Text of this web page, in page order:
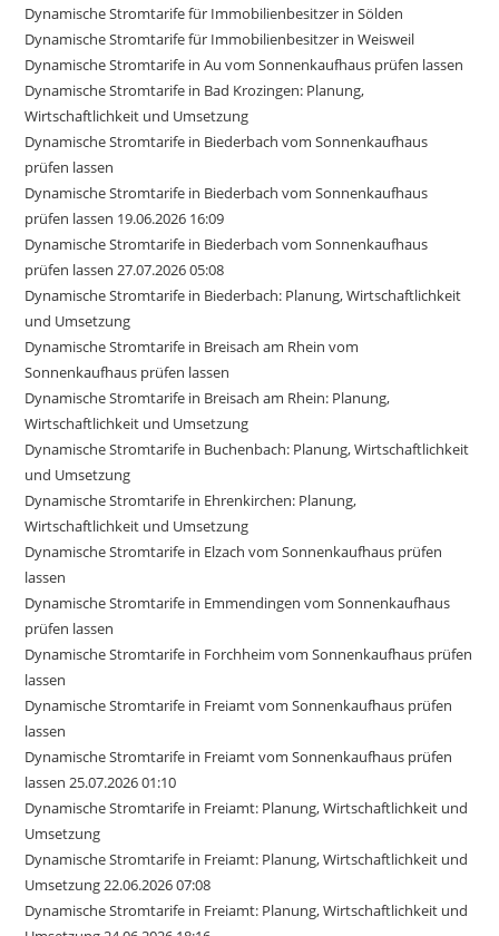
Dynamische Stromtarife für Immobilienbesitzer in Sölden
Dynamische Stromtarife für Immobilienbesitzer in Weisweil
Dynamische Stromtarife in Au vom Sonnenkaufhaus prüfen lassen
Dynamische Stromtarife in Bad Krozingen: Planung,
Wirtschaftlichkeit und Umsetzung
Dynamische Stromtarife in Biederbach vom Sonnenkaufhaus
prüfen lassen
Dynamische Stromtarife in Biederbach vom Sonnenkaufhaus
prüfen lassen 19.06.2026 16:09
Dynamische Stromtarife in Biederbach vom Sonnenkaufhaus
prüfen lassen 27.07.2026 05:08
Dynamische Stromtarife in Biederbach: Planung, Wirtschaftlichkeit
und Umsetzung
Dynamische Stromtarife in Breisach am Rhein vom
Sonnenkaufhaus prüfen lassen
Dynamische Stromtarife in Breisach am Rhein: Planung,
Wirtschaftlichkeit und Umsetzung
Dynamische Stromtarife in Buchenbach: Planung, Wirtschaftlichkeit
und Umsetzung
Dynamische Stromtarife in Ehrenkirchen: Planung,
Wirtschaftlichkeit und Umsetzung
Dynamische Stromtarife in Elzach vom Sonnenkaufhaus prüfen
lassen
Dynamische Stromtarife in Emmendingen vom Sonnenkaufhaus
prüfen lassen
Dynamische Stromtarife in Forchheim vom Sonnenkaufhaus prüfen
lassen
Dynamische Stromtarife in Freiamt vom Sonnenkaufhaus prüfen
lassen
Dynamische Stromtarife in Freiamt vom Sonnenkaufhaus prüfen
lassen 25.07.2026 01:10
Dynamische Stromtarife in Freiamt: Planung, Wirtschaftlichkeit und
Umsetzung
Dynamische Stromtarife in Freiamt: Planung, Wirtschaftlichkeit und
Umsetzung 22.06.2026 07:08
Dynamische Stromtarife in Freiamt: Planung, Wirtschaftlichkeit und